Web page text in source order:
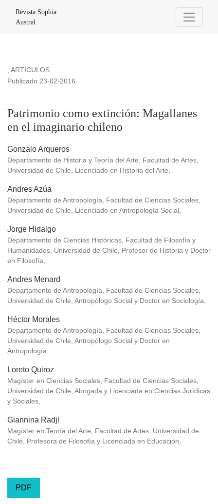
Revista Sophia
Austral
, ARTÍCULOS
Patrimonio como extinción: Magallanes
en el imaginario chileno
Publicado 23-02-2016
Gonzalo Arqueros
Departamento de Historia y Teoría del Arte, Facultad de Artes,
Universidad de Chile, Licenciado en Historia del Arte,
Andres Azúa
Departamento de Antropología, Facultad de Ciencias Sociales,
Universidad de Chile, Licenciado en Antropología Social,
Jorge Hidalgo
Departamento de Ciencias Históricas, Facultad de Filosofía y
Humanidades, Universidad de Chile, Profesor de Historia y Doctor
en Filosofía,
Andres Menard
Departamento de Antropología, Facultad de Ciencias Sociales,
Universidad de Chile, Antropólogo Social y Doctor en Sociología,
Héctor Morales
Departamento de Antropología, Facultad de Ciencias Sociales,
Universidad de Chile, Antropólogo Social y Doctor en
Antropología,
Loreto Quiroz
Magíster en Ciencias Sociales, Facultad de Ciencias Sociales,
Universidad de Chile, Abogada y Licenciada en Ciencias Jurídicas
y Sociales,
Giannina Radjl
Magíster en Teoría del Arte, Facultad de Artes, Universidad de
Chile, Profesora de Filosofía y Licenciada en Educación,
PDF